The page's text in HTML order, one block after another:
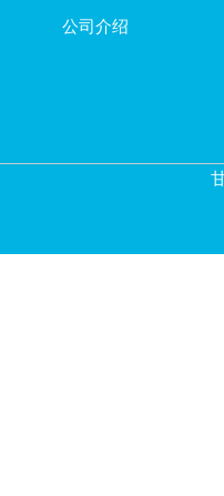
2-碘-3-羧酸吡嗪
(S)-2-(2,2-二甲基-1,3-二氧
公司介绍